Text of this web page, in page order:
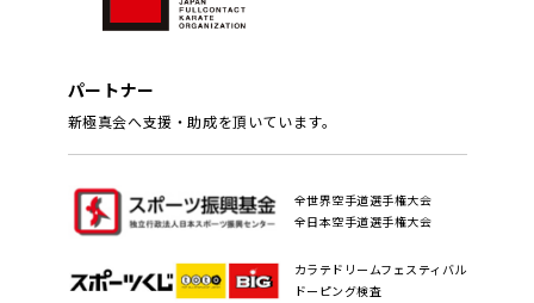
パートナー
新極真会へ支援・助成を頂いています。
全世界空手道選手権大会
全日本空手道選手権大会
カラテドリームフェスティバル
ドーピング検査